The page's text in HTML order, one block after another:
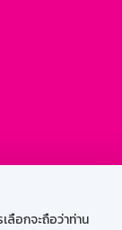
ลือกจะถือว่าท่าน